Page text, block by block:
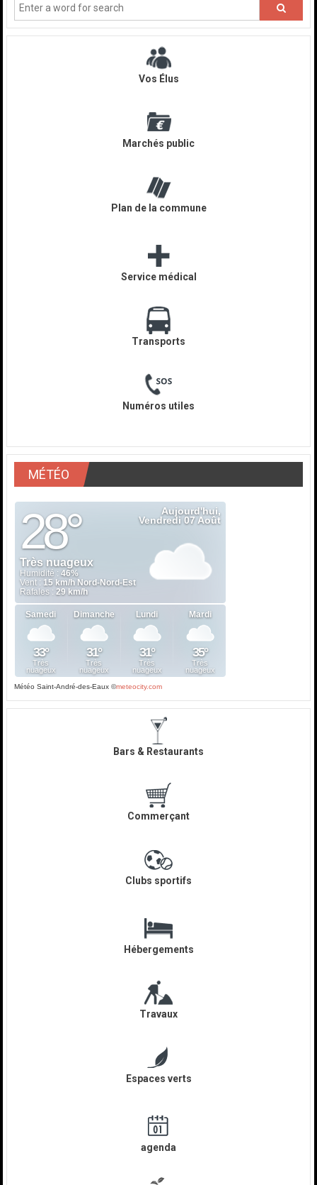
Vos Élus
Marchés public
Plan de la commune
Service médical
Transports
Numéros utiles
MÉTÉO
Météo Saint-André-des-Eaux©meteocity.com
Bars & Restaurants
Commerçant
Clubs sportifs
Hébergements
Travaux
Espaces verts
agenda